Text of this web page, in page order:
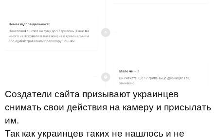
Создатели сайта призывают украинцев
снимать свои действия на камеру и присылать
им.
Так как украинцев таких не нашлось и не